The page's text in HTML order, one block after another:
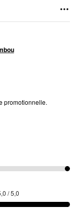
promotionnelle.
/ 5,0